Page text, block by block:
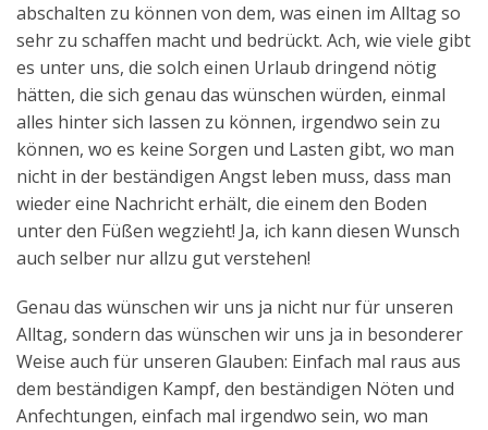
Kontakt
English
abschalten zu können von dem, was einen im Alltag so
sehr zu schaffen macht und bedrückt. Ach, wie viele gibt
es unter uns, die solch einen Urlaub dringend nötig
hätten, die sich genau das wünschen würden, einmal
alles hinter sich lassen zu können, irgendwo sein zu
können, wo es keine Sorgen und Lasten gibt, wo man
nicht in der beständigen Angst leben muss, dass man
wieder eine Nachricht erhält, die einem den Boden
unter den Füßen wegzieht! Ja, ich kann diesen Wunsch
auch selber nur allzu gut verstehen!
Genau das wünschen wir uns ja nicht nur für unseren
Alltag, sondern das wünschen wir uns ja in besonderer
Weise auch für unseren Glauben: Einfach mal raus aus
dem beständigen Kampf, den beständigen Nöten und
Anfechtungen, einfach mal irgendwo sein, wo man